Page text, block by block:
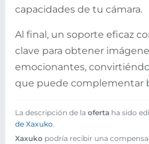
capacidades de tu cámara.
Al final, un soporte eficaz
clave para obtener
emocionantes,
que puede complementar
La descripción de la oferta ha sido
de Xaxuko.
Xaxuko podría recibir una